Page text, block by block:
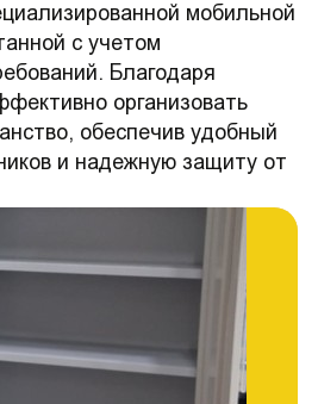
мобильной
с учетом
Благодаря
организовать
обеспечив удобный
и надежную защиту от